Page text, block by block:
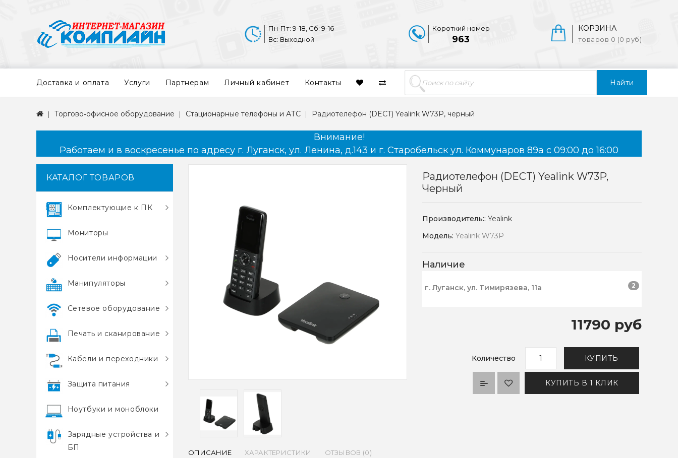
Найти
КОРЗИНА
товаров 0 (0 руб)
Короткий номер
963
Пн-Пт: 9-18, Сб: 9-16
Вс: Выходной
Доставка и оплата Услуги Партнерам Личный кабинет Контакты
Торгово‑офисное оборудование Стационарные телефоны и АТС Радиотелефон (DECT) Yealink W73P, черный
Внимание!
Работаем и в воскресенье по адресу г. Луганск, ул. Ленина, д.143 и г. Старобельск ул. Коммунаров 89а с 09:00 до 16:00
КАТАЛОГ ТОВАРОВ
Комплектующие к ПК
Мониторы
Носители информации
Манипуляторы
Сетевое оборудование
Печать и сканирование
Кабели и переходники
Защита питания
Ноутбуки и моноблоки
Зарядные устройства и
БП
Радиотелефон (DECT) Yealink W73P,
Черный
Производитель::Yealink
Модель:Yealink W73P
Наличие
г. Луганск, ул. Тимирязева, 11а 2
11790 руб
Количество КУПИТЬ
КУПИТЬ В 1 КЛИК
ОПИСАНИЕ ХАРАКТЕРИСТИКИ ОТЗЫВОВ (0)